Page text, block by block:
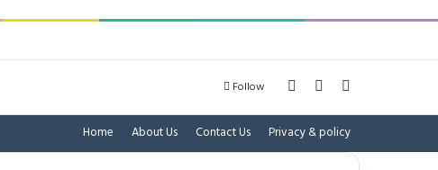
Follow Log In Sidebar
Home About Us Contact Us Privacy & policy